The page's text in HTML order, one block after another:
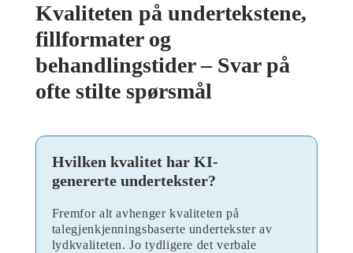
Kvaliteten på undertekstene,
fillformater og
behandlingstider – Svar på
ofte stilte spørsmål
Hvilken kvalitet har KI-
genererte undertekster?
Fremfor alt avhenger kvaliteten på
talegjenkjenningsbaserte undertekster av
lydkvaliteten. Jo tydligere det verbale